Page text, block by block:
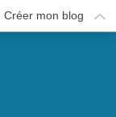
Créer mon blog